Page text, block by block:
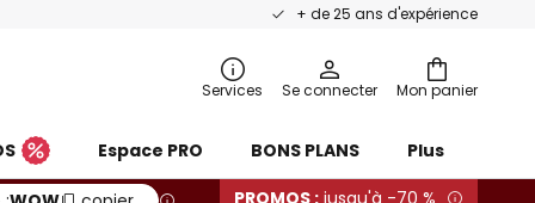
+ de 25 ans d'expérience
Mon panier
Services Se connecter
Espace PRO BONS PLANS Plus
PROMOS : jusqu'à -70 %